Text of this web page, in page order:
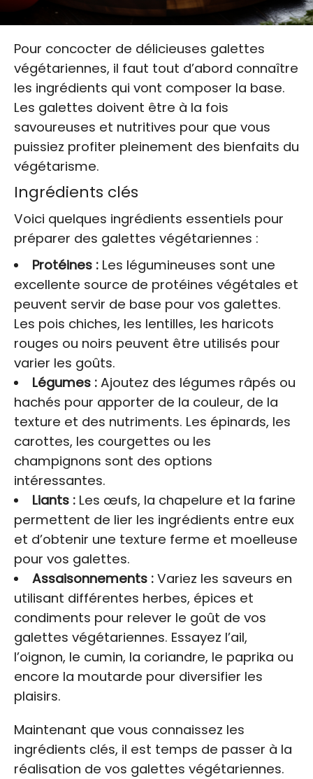
Pour concocter de délicieuses galettes
végétariennes, il faut tout d’abord connaître
les ingrédients qui vont composer la base.
Les galettes doivent être à la fois
savoureuses et nutritives pour que vous
puissiez profiter pleinement des bienfaits du
végétarisme.
Ingrédients clés
Voici quelques ingrédients essentiels pour
préparer des galettes végétariennes :
Protéines : Les légumineuses sont une
excellente source de protéines végétales et
peuvent servir de base pour vos galettes.
Les pois chiches, les lentilles, les haricots
rouges ou noirs peuvent être utilisés pour
varier les goûts.
Légumes : Ajoutez des légumes râpés ou
hachés pour apporter de la couleur, de la
texture et des nutriments. Les épinards, les
carottes, les courgettes ou les
champignons sont des options
intéressantes.
Liants : Les œufs, la chapelure et la farine
permettent de lier les ingrédients entre eux
et d’obtenir une texture ferme et moelleuse
pour vos galettes.
Assaisonnements : Variez les saveurs en
utilisant différentes herbes, épices et
condiments pour relever le goût de vos
galettes végétariennes. Essayez l’ail,
l’oignon, le cumin, la coriandre, le paprika ou
encore la moutarde pour diversifier les
plaisirs.
Maintenant que vous connaissez les
ingrédients clés, il est temps de passer à la
réalisation de vos galettes végétariennes.